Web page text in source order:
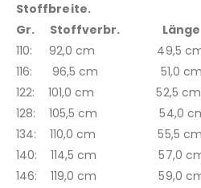
Stoffbreite.
Gr. Stoffverbr. Länge
110: 92,0 cm 49,5
116: 96,5 cm 51,0
122: 101,0 cm 52,5
128: 105,5 cm 54,0
134: 110,0 cm 55,5
140: 114,5 cm 57,0
146: 119,0 cm 59,0